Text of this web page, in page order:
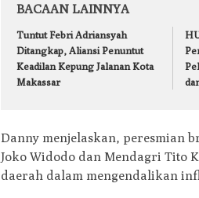
BACAAN LAINNYA
Tuntut Febri Adriansyah
Ditangkap, Aliansi Penuntut
Keadilan Kepung Jalanan Kota
Makassar
Danny menjelaskan, peresmian
Joko Widodo dan Mendagri Tito
daerah dalam mengendalikan